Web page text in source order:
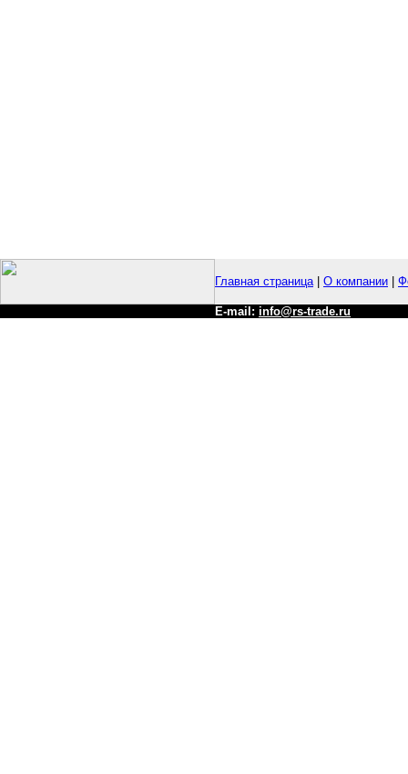
Главная страница| О компании
E-mail: info@rs-trade.ru